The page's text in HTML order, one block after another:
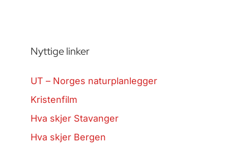
Nyttige linker
UT – Norges naturplanlegger
Kristenfilm
Hva skjer Stavanger
Hva skjer Bergen